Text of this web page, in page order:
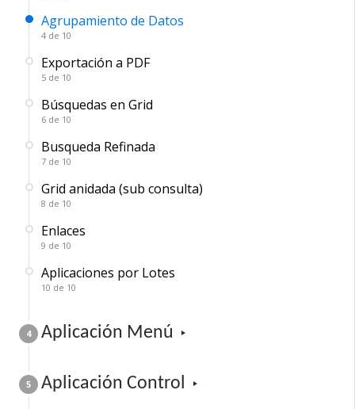
Agrupamiento de Datos
4 de 10
Exportación a PDF
5 de 10
Búsquedas en Grid
6 de 10
Busqueda Refinada
7 de 10
Grid anidada (sub consulta)
8 de 10
Enlaces
9 de 10
Aplicaciones por Lotes
10 de 10
4 Aplicación Menú
5 Aplicación Control